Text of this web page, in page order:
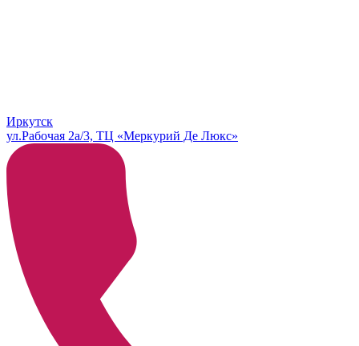
Иркутск
ул.Рабочая 2а/3, ТЦ «Меркурий Де Люкс»